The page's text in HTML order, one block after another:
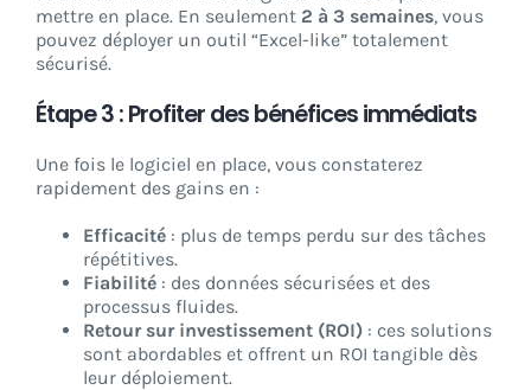
mettre en place. En seulement 2 à 3 semaines, vous
pouvez déployer un outil “Excel-like” totalement
sécurisé.
Étape 3 : Profiter des bénéfices immédiats
Une fois le logiciel en place, vous constaterez
rapidement des gains en :
Efficacité : plus de temps perdu sur des tâches
répétitives.
Fiabilité : des données sécurisées et des
processus fluides.
Retour sur investissement (ROI) : ces solutions
sont abordables et offrent un ROI tangible dès
leur déploiement.